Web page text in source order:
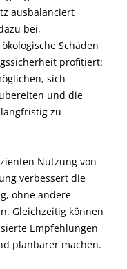
ausbalanciert
bei,
Schäden
profitiert:
sich
und die
zu
Nutzung von
verbessert die
ohne andere
Gleichzeitig können
Empfehlungen
planbarer machen.